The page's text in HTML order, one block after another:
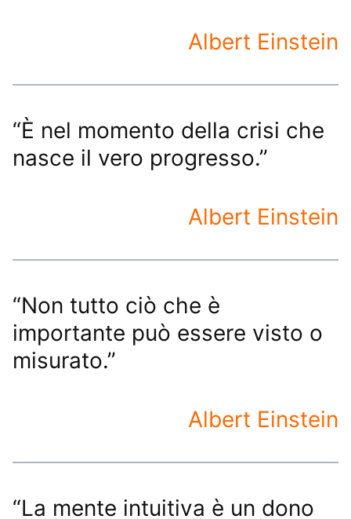
Albert Einstein
“È nel momento della crisi che
nasce il vero progresso.”
Albert Einstein
“Non tutto ciò che è
importante può essere visto o
misurato.”
Albert Einstein
“La mente intuitiva è un dono